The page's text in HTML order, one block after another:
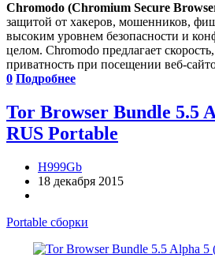
Chromodo (Chromium Secure
защитой от хакеров, мошенников,
высоким уровнем безопасности и
целом. Chromodo предлагает
приватность при посещении веб-
0 Подробнее
Tor Browser Bundle 5.5
RUS Portable
H999Gb
18 декабря 2015
Portable сборки